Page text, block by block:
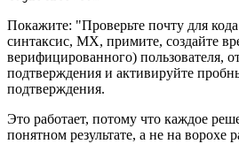
Покажите: "Проверьте почту для
синтаксис, MX, примите, создайте
верифицированного) пользователя,
подтверждения и активируйте
подтверждения.
Это работает, потому что каждое
понятном результате, а не на ворохе